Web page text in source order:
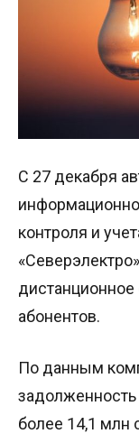
С 27 декабря
контроля и
абонентов.
По данным
задолженность
более 14,1 млн